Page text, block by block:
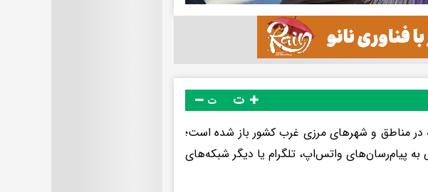
ت
در مناطق و شهرهای مرزی غرب کشور باز شده است؛
پیام‌رسان‌های واتس‌اپ، تلگرام یا دیگر شبکه‌های